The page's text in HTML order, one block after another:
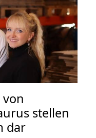
stellen
dar